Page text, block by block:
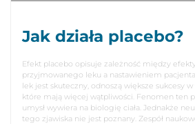
Jak działa placebo?
Efekt placebo opisuje zależność między
przyjmowanego leku a nastawieniem
lek jest skuteczny, odnoszą większe sukcesy
które mają więcej wątpliwości. Fenomen ten
umysł wywiera na biologię ciała. Jednakże
tego zjawiska nie jest poznany. Zespół